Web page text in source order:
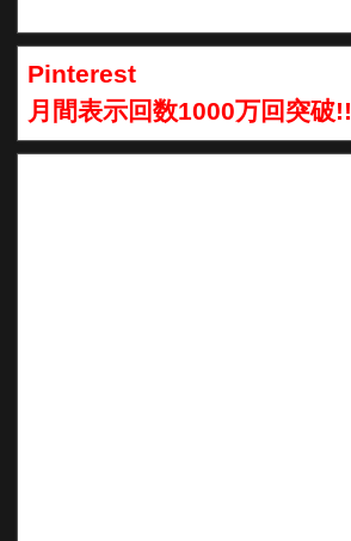
Pinterest
月間表示回数1000万回突破!!